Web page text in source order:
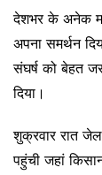
देशभर के अनेक
अपना समर्थन
संघर्ष को बेहत
दिया।
शुक्रवार रात जेल
पहुंची जहां